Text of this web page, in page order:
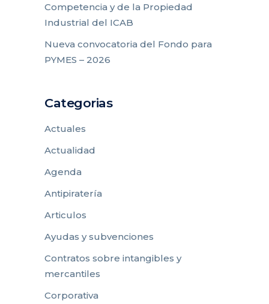
Competencia y de la Propiedad
Industrial del ICAB
Nueva convocatoria del Fondo para
PYMES – 2026
Categorias
Actuales
Actualidad
Agenda
Antipiratería
Articulos
Ayudas y subvenciones
Contratos sobre intangibles y
mercantiles
Corporativa